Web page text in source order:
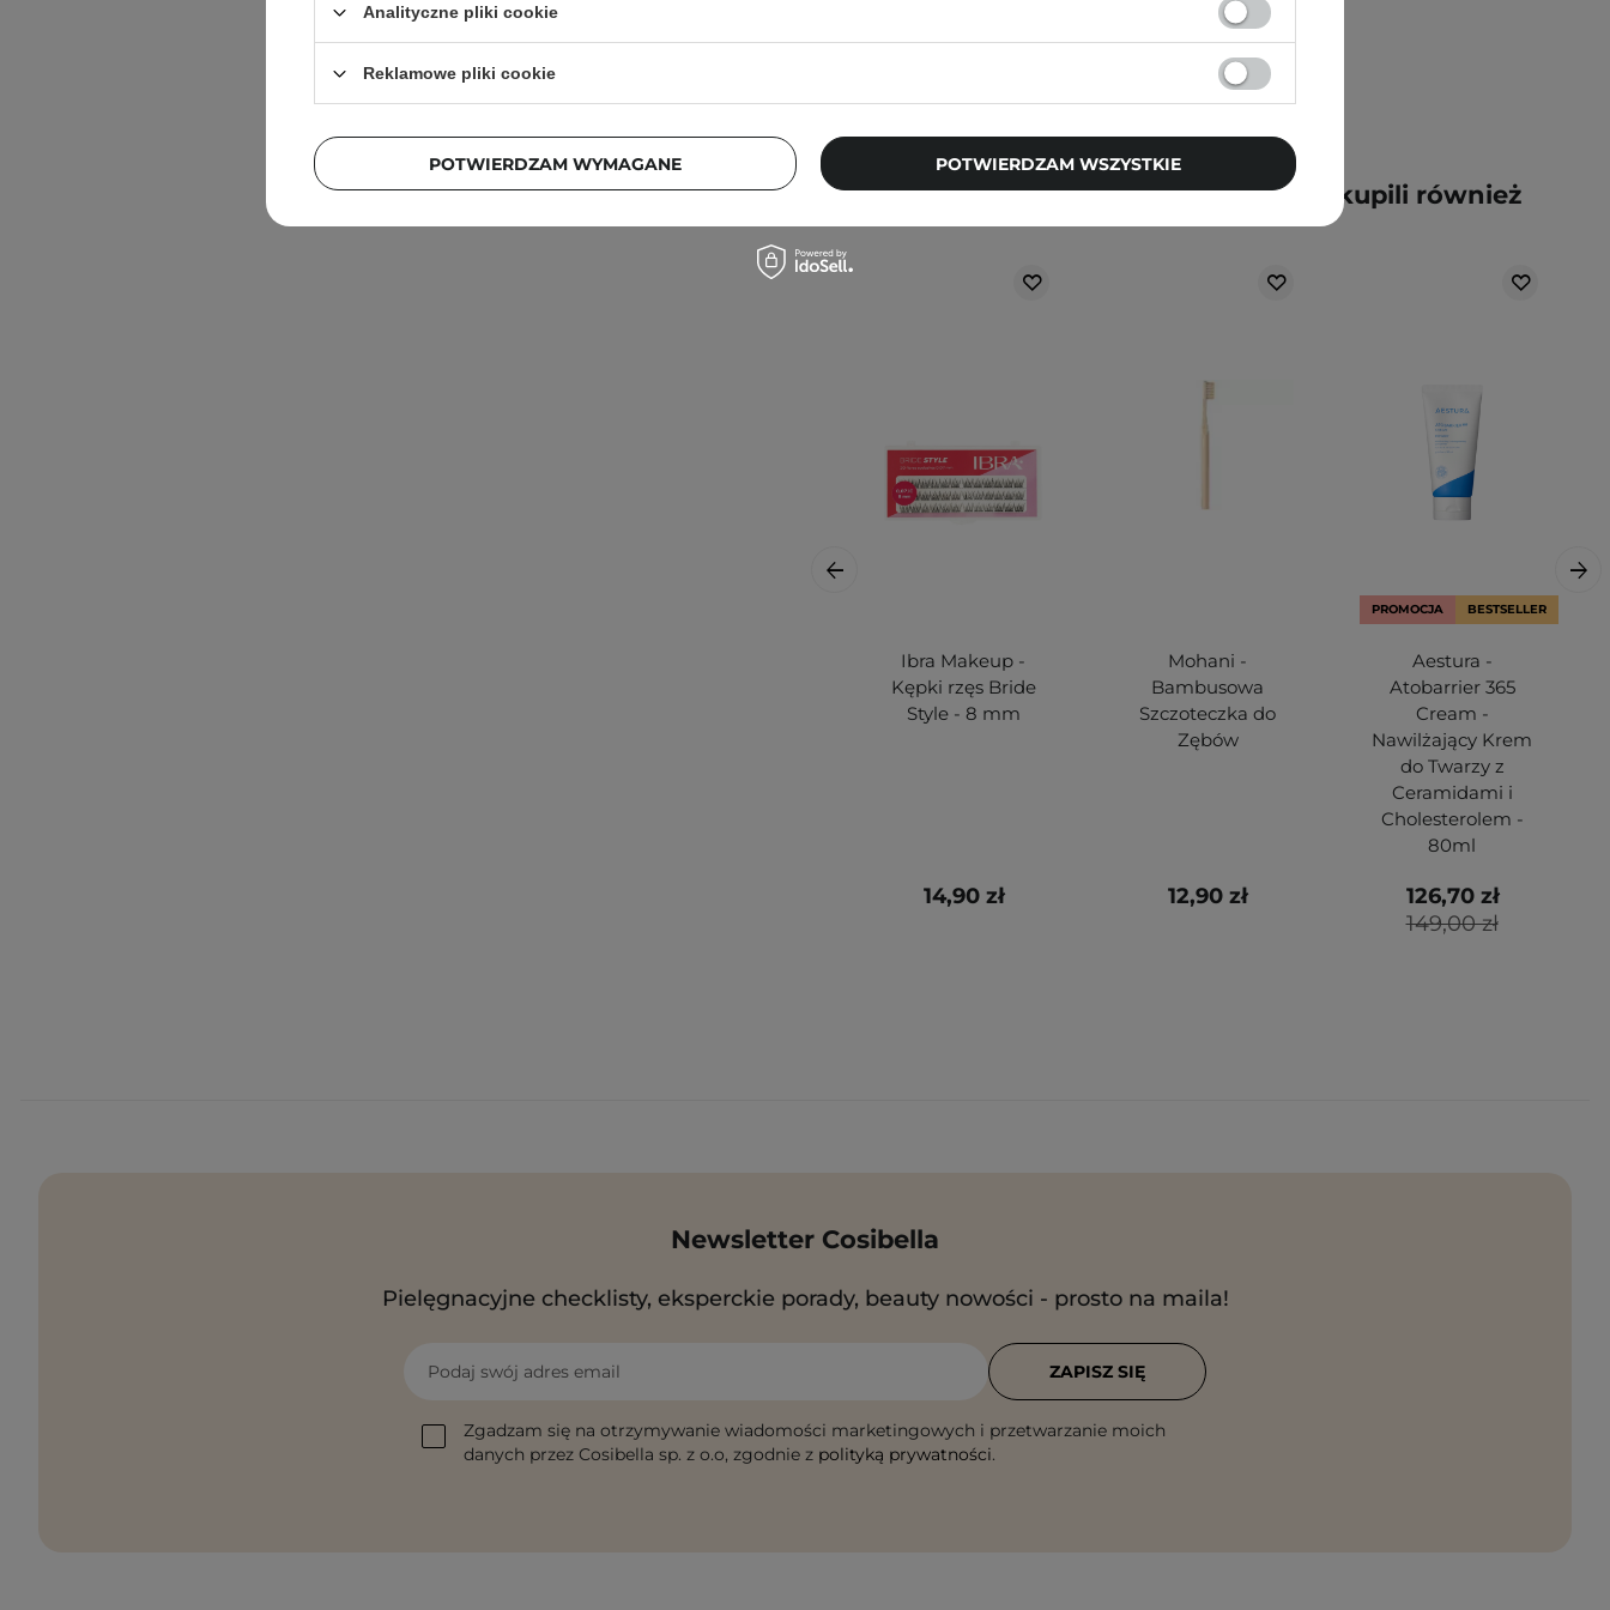
Klienci, którzy kupili ten produkt, kupili również
Ibra Makeup -
Kępki rzęs Bride
Style - 8 mm
14,90 zł
Mohani -
Bambusowa
Szczoteczka do
Zębów
12,90 zł
PROMOCJA BESTSELLER
Aestura -
Atobarrier 365
Cream -
Nawilżający Krem
do Twarzy z
Ceramidami i
Cholesterolem -
80ml
149,00 zł
126,70 zł
Newsletter Cosibella
Pielęgnacyjne checklisty, eksperckie porady, beauty nowości - prosto na maila!
Podaj swój adres email
Zgadzam się na otrzymywanie wiadomości marketingowych i przetwarzanie moich
danych przez Cosibella sp. z o.o, zgodnie z polityką prywatności.
ZAPISZ SIĘ
Analityczne pliki cookie
Reklamowe pliki cookie
POTWIERDZAM WYMAGANE POTWIERDZAM WSZYSTKIE